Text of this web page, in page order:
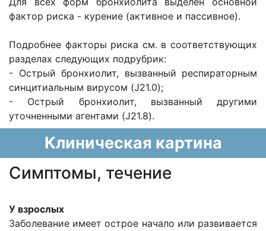
фактор риска - курение (активное и пассивное).
Подробнее факторы риска см. в соответствующих
разделах следующих подрубрик:
- Острый бронхиолит, вызванный респираторным
синцитиальным вирусом (J21.0);
- Острый бронхиолит, вызванный другими
уточненными агентами (J21.8).
Клиническая картина
Cимптомы, течение
У взрослых
Заболевание имеет острое начало или развивается